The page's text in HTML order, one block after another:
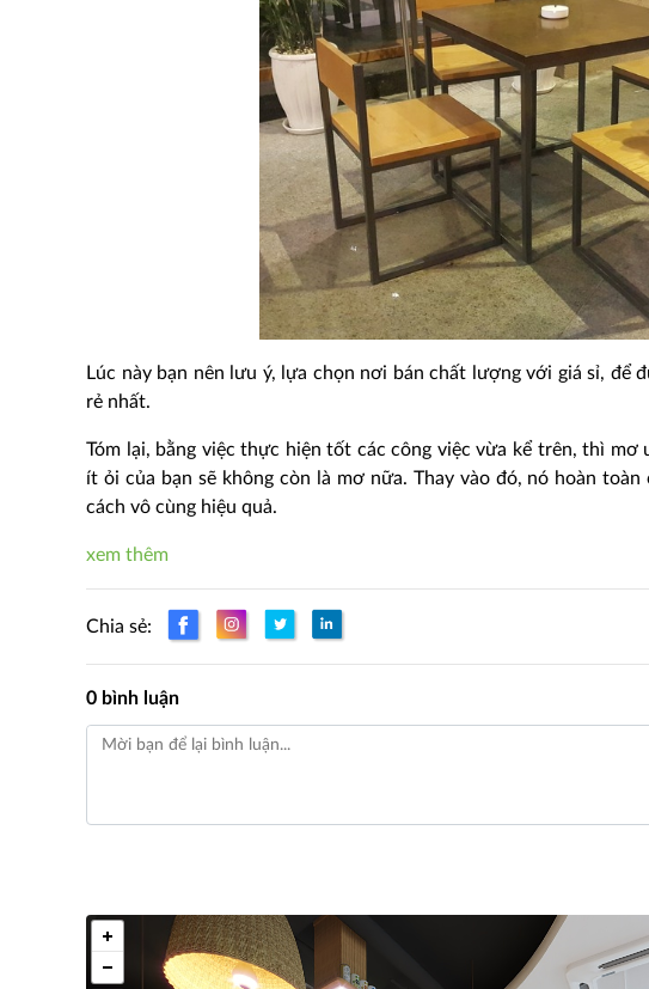
Lúc này bạn nên lưu ý, lựa chọn nơi bán chất lượng với giá sỉ, để
rẻ nhất.
Tóm lại, bằng việc thực hiện tốt các công việc vừa kể trên, thì mơ
ít ỏi của bạn sẽ không còn là mơ nữa. Thay vào đó, nó hoàn
cách vô cùng hiệu quả.
xem thêm
Chia sẻ:
0 bình luận